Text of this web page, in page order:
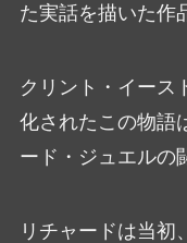
た実話を描いた作
クリント・イース
化されたこの物語
ード・ジュエルの
リチャードは当初